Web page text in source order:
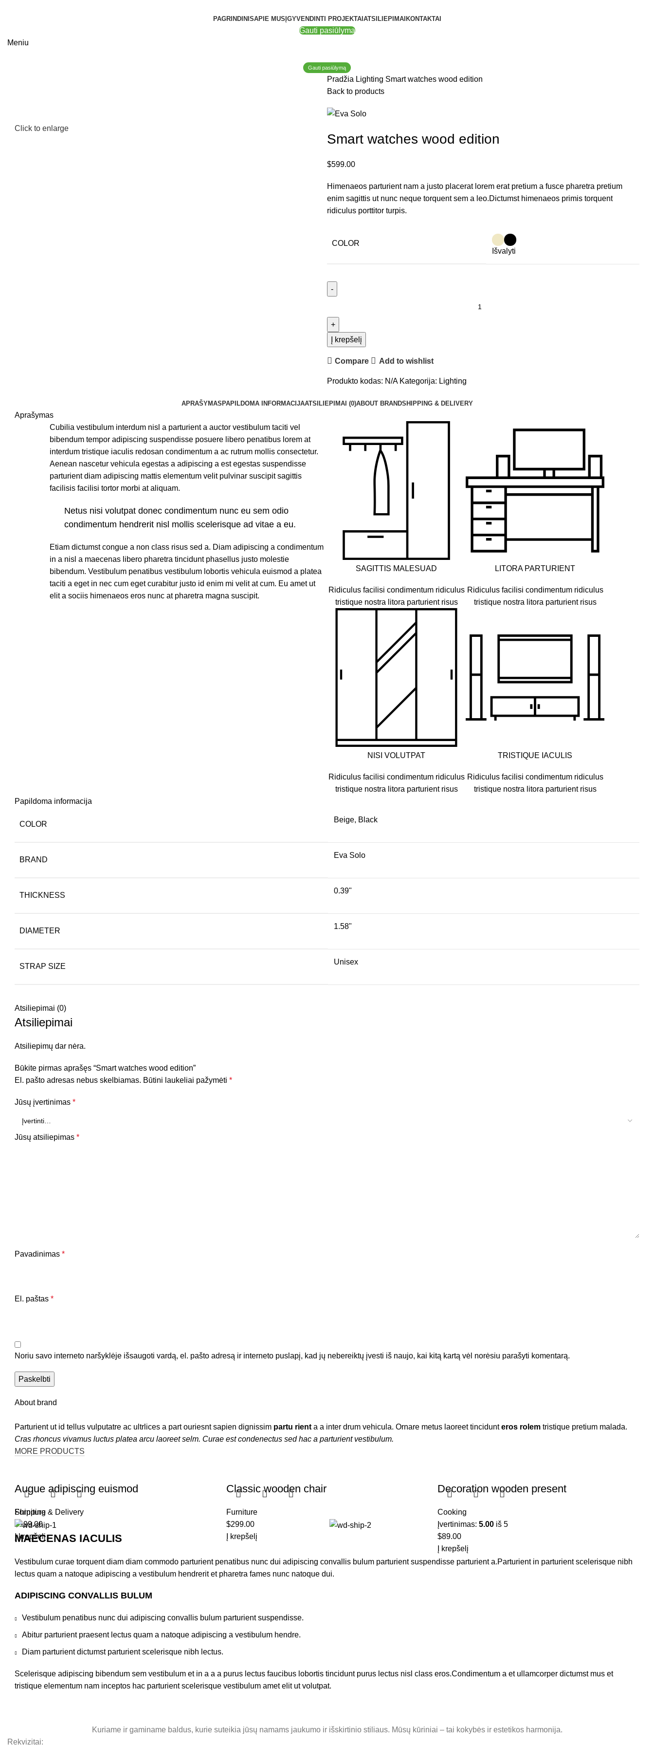
PAGRINDINISAPIE MUS ĮGYVENDINTI PROJEKTAI ATSILIEPIMAI KONTAKTAI
Gauti pasiūlymą
Meniu
Gauti pasiūlymą
Click to enlarge
Pradžia Lighting Smart watches wood edition
Back to products
Smart watches wood edition
$599.00
Himenaeos parturient nam a justo placerat lorem erat pretium a fusce pharetra pretium
enim sagittis ut nunc neque torquent sem a leo.Dictumst himenaeos primis torquent
ridiculus porttitor turpis.
COLOR
Išvalyti
Į krepšelį
Compare Add to wishlist
Produkto kodas: N/A Kategorija: Lighting
APRAŠYMAS PAPILDOMA INFORMACIJAATSILIEPIMAI (0)ABOUT BRANDSHIPPING & DELIVERY
Aprašymas
Cubilia vestibulum interdum nisl a parturient a auctor vestibulum taciti vel
bibendum tempor adipiscing suspendisse posuere libero penatibus lorem at
interdum tristique iaculis redosan condimentum a ac rutrum mollis consectetur.
Aenean nascetur vehicula egestas a adipiscing a est egestas suspendisse
parturient diam adipiscing mattis elementum velit pulvinar suscipit sagittis
facilisis facilisi tortor morbi at aliquam.
Netus nisi volutpat donec condimentum nunc eu sem odio
condimentum hendrerit nisl mollis scelerisque ad vitae a eu.
Etiam dictumst congue a non class risus sed a. Diam adipiscing a condimentum
in a nisl a maecenas libero pharetra tincidunt phasellus justo molestie
bibendum. Vestibulum penatibus vestibulum lobortis vehicula euismod a platea
taciti a eget in nec cum eget curabitur justo id enim mi velit at cum. Eu amet ut
elit a sociis himenaeos eros nunc at pharetra magna suscipit.
SAGITTIS MALESUAD
Ridiculus facilisi condimentum ridiculus
tristique nostra litora parturient risus
NISI VOLUTPAT
Ridiculus facilisi condimentum ridiculus
tristique nostra litora parturient risus
LITORA PARTURIENT
Ridiculus facilisi condimentum ridiculus
tristique nostra litora parturient risus
TRISTIQUE IACULIS
Ridiculus facilisi condimentum ridiculus
tristique nostra litora parturient risus
Papildoma informacija
COLOR
Beige, Black
BRAND
Eva Solo
THICKNESS
0.39"
DIAMETER
1.58"
STRAP SIZE
Unisex
Atsiliepimai (0)
Atsiliepimai
Atsiliepimų dar nėra.
Būkite pirmas aprašęs “Smart watches wood edition”
El. pašto adresas nebus skelbiamas. Būtini laukeliai pažymėti *
Jūsų įvertinimas *
Jūsų atsiliepimas *
Pavadinimas *
El. paštas *
Noriu savo interneto naršyklėje išsaugoti vardą, el. pašto adresą ir interneto puslapį, kad jų nebereiktų įvesti iš naujo, kai kitą kartą vėl norėsiu parašyti komentarą.
About brand
Parturient ut id tellus vulputatre ac ultrlices a part ouriesnt sapien dignissim partu rient a a inter drum vehicula. Ornare metus laoreet tincidunteros rolem tristique pretium malada.
Cras rhoncus vivamus luctus platea arcu laoreet selm. Curae est condenectus sed hac a parturient vestibulum.
MORE PRODUCTS
Augue adipiscing euismod
Furniture
$199.00
Į krepšelį
Classic wooden chair
Furniture
$299.00
Į krepšelį
Decoration wooden present
Cooking
Įvertinimas:5.00 iš 5
$89.00
Į krepšelį
Shipping & Delivery
MAECENAS IACULIS
Vestibulum curae torquent diam diam commodo parturient penatibus nunc dui adipiscing convallis bulum parturient suspendisse parturient a.Parturient in parturient scelerisque nibh
lectus quam a natoque adipiscing a vestibulum hendrerit et pharetra fames nunc natoque dui.
ADIPISCING CONVALLIS BULUM
Vestibulum penatibus nunc dui adipiscing convallis bulum parturient suspendisse.
Abitur parturient praesent lectus quam a natoque adipiscing a vestibulum hendre.
Diam parturient dictumst parturient scelerisque nibh lectus.
Scelerisque adipiscing bibendum sem vestibulum et in a a a purus lectus faucibus lobortis tincidunt purus lectus nisl class eros.Condimentum a et ullamcorper dictumst mus et
tristique elementum nam inceptos hac parturient scelerisque vestibulum amet elit ut volutpat.
Kuriame ir gaminame baldus, kurie suteikia jūsų namams jaukumo ir išskirtinio stiliaus. Mūsų kūriniai – tai kokybės ir estetikos harmonija.
Rekvizitai: